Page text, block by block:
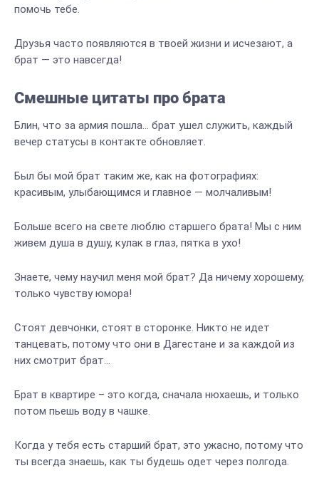
помочь тебе.
Друзья часто появляются в твоей жизни и исчезают, а
брат — это навсегда!
Смешные цитаты про брата
Блин, что за армия пошла… брат ушел служить, каждый
вечер статусы в контакте обновляет.
Был бы мой брат таким же, как на фотографиях:
красивым, улыбающимся и главное — молчаливым!
Больше всего на свете люблю старшего брата! Мы с ним
живем душа в душу, кулак в глаз, пятка в ухо!
Знаете, чему научил меня мой брат? Да ничему хорошему,
только чувству юмора!
Стоят девчонки, стоят в сторонке. Никто не идет
танцевать, потому что они в Дагестане и за каждой из
них смотрит брат…
Брат в квартире – это когда, сначала нюхаешь, и только
потом пьешь воду в чашке.
Когда у тебя есть старший брат, это ужасно, потому что
ты всегда знаешь, как ты будешь одет через полгода.